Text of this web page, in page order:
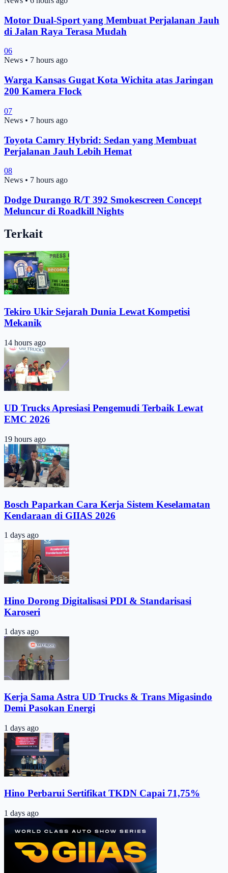
Motor Dual-Sport yang Membuat Perjalanan Jauh
di Jalan Raya Terasa Mudah
06
News • 7 hours ago
Warga Kansas Gugat Kota Wichita atas Jaringan
200 Kamera Flock
07
News • 7 hours ago
Toyota Camry Hybrid: Sedan yang Membuat
Perjalanan Jauh Lebih Hemat
08
News • 7 hours ago
Dodge Durango R/T 392 Smokescreen Concept
Meluncur di Roadkill Nights
Terkait
Tekiro Ukir Sejarah Dunia Lewat Kompetisi
Mekanik
14 hours ago
UD Trucks Apresiasi Pengemudi Terbaik Lewat
EMC 2026
19 hours ago
Bosch Paparkan Cara Kerja Sistem Keselamatan
Kendaraan di GIIAS 2026
1 days ago
Hino Dorong Digitalisasi PDI & Standarisasi
Karoseri
1 days ago
Kerja Sama Astra UD Trucks & Trans Migasindo
Demi Pasokan Energi
1 days ago
Hino Perbarui Sertifikat TKDN Capai 71,75%
1 days ago